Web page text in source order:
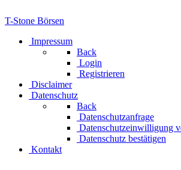
T-Stone Börsen
Impressum
Back
Login
Registrieren
Disclaimer
Datenschutz
Back
Datenschutzanfrage
Datenschutzeinwilligung
Datenschutz bestätigen
Kontakt